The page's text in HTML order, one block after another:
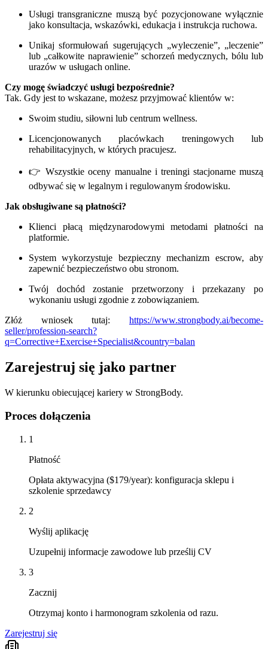
Usługi transgraniczne muszą być pozycjonowane wyłącznie
jako konsultacja, wskazówki, edukacja i instrukcja ruchowa.
Unikaj sformułowań sugerujących „wyleczenie”, „leczenie”
lub „całkowite naprawienie” schorzeń medycznych, bólu lub
urazów w usługach online.
Czy mogę świadczyć usługi bezpośrednie?
Tak. Gdy jest to wskazane, możesz przyjmować klientów w:
Swoim studiu, siłowni lub centrum wellness.
Licencjonowanych placówkach treningowych lub
rehabilitacyjnych, w których pracujesz.
👉 Wszystkie oceny manualne i treningi stacjonarne muszą
odbywać się w legalnym i regulowanym środowisku.
Jak obsługiwane są płatności?
Klienci płacą międzynarodowymi metodami płatności na
platformie.
System wykorzystuje bezpieczny mechanizm escrow, aby
zapewnić bezpieczeństwo obu stronom.
Twój dochód zostanie przetworzony i przekazany po
wykonaniu usługi zgodnie z zobowiązaniem.
Złóż wniosek tutaj: https://www.strongbody.ai/become-
seller/profession-search?
q=Corrective+Exercise+Specialist&country=balan
Zarejestruj się jako partner
W kierunku obiecującej kariery w StrongBody.
Proces dołączenia
1
Płatność
Opłata aktywacyjna ($179/year): konfiguracja sklepu i
szkolenie sprzedawcy
2
Wyślij aplikację
Uzupełnij informacje zawodowe lub prześlij CV
3
Zacznij
Otrzymaj konto i harmonogram szkolenia od razu.
Zarejestruj się